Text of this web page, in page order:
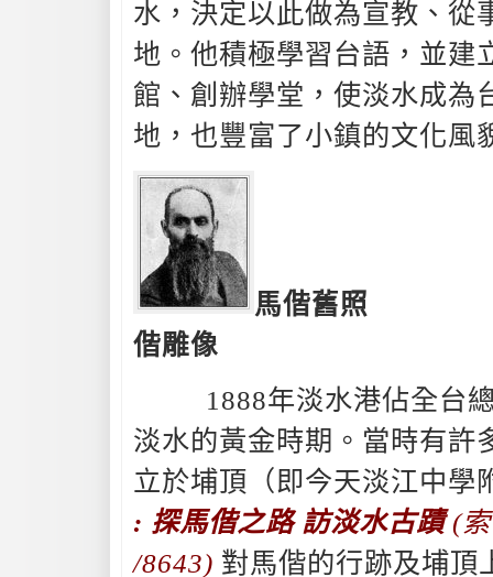
水，決定以此做為宣教、從
地。他積極學習台語，並建
館、創辦學堂，使淡水成為
地，也豐富了小鎮的文化風
馬偕舊照
偕雕像
1888年淡水港佔全台總
淡水的黃金時期。當時有許
立於埔頂（即今天淡江中學
: 探馬偕之路 訪淡水古蹟(
/8643) 對馬偕的行跡及埔頂